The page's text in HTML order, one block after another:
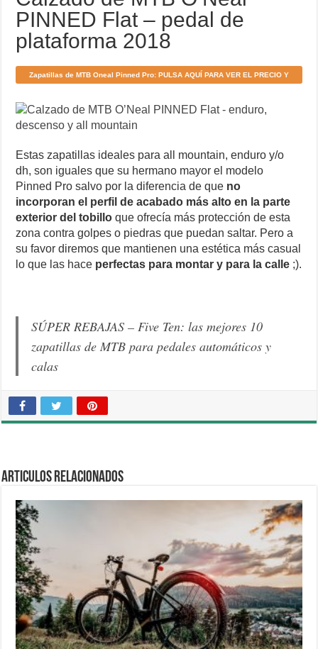
PINNED Flat – pedal de
plataforma 2018
Zapatillas de MTB Oneal Pinned Pro: PULSA AQUÍ PARA VER EL PRECIO Y
Estas zapatillas ideales para all mountain, enduro y/o
dh, son iguales que su hermano mayor el modelo
Pinned Pro salvo por la diferencia de que no
incorporan el perfil de acabado más alto en la parte
exterior del tobillo que ofrecía más protección de esta
zona contra golpes o piedras que puedan saltar. Pero a
su favor diremos que mantienen una estética más casual
lo que las hace perfectas para montar y para la calle ;).
SÚPER REBAJAS – Five Ten: las mejores 10
zapatillas de MTB para pedales automáticos y
calas
Articulos relacionados